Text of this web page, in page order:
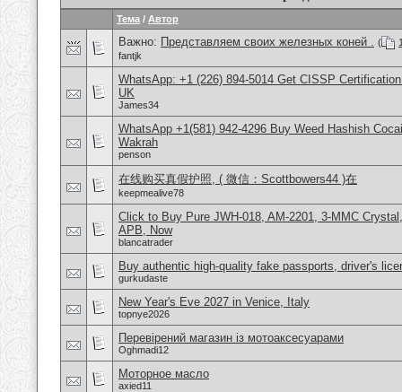
Тема / Автор
Важно: Представляем своих железных коней . (
fantjk
WhatsApp: +1 (226) 894-5014​ Get CISSP
UK
James34
WhatsApp +1(581) 942-4296 Buy Weed Hashish
Wakrah
penson
在线购买真假护照, ( 微信：Scottbowers44 )在
keepmealive78
Click to Buy Pure JWH-018, AM-2201, 3-MMC
APB, Now
blancatrader
Buy authentic high-quality fake passports, driver's
gurkudaste
New Year's Eve 2027 in Venice, Italy
topnye2026
Перевірений магазин із мотоаксесуарами
Oghmadi12
Моторное масло
axied11